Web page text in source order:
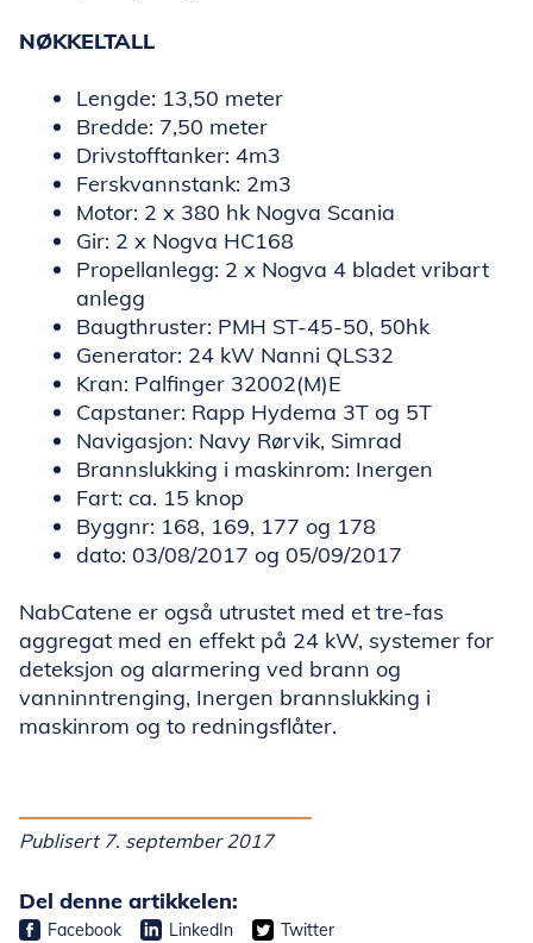
NØKKELTALL
Lengde: 13,50 meter
Bredde: 7,50 meter
Drivstofftanker: 4m3
Ferskvannstank: 2m3
Motor: 2 x 380 hk Nogva Scania
Gir: 2 x Nogva HC168
Propellanlegg: 2 x Nogva 4 bladet vribart
anlegg
Baugthruster: PMH ST-45-50, 50hk
Generator: 24 kW Nanni QLS32
Kran: Palfinger 32002(M)E
Capstaner: Rapp Hydema 3T og 5T
Navigasjon: Navy Rørvik, Simrad
Brannslukking i maskinrom: Inergen
Fart: ca. 15 knop
Byggnr: 168, 169, 177 og 178
dato: 03/08/2017 og 05/09/2017
NabCatene er også utrustet med et tre-fas
aggregat med en effekt på 24 kW, systemer for
deteksjon og alarmering ved brann og
vanninntrenging, Inergen brannslukking i
maskinrom og to redningsflåter.
Publisert 7. september 2017
Del denne artikkelen:
Facebook LinkedIn Twitter